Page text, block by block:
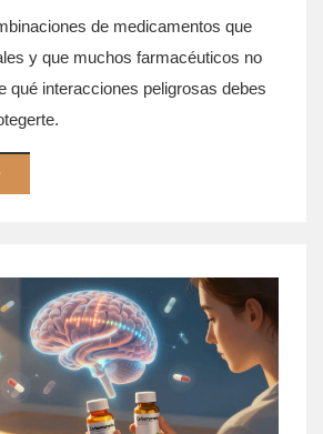
de medicamentos que
y que muchos farmacéuticos no
qué interacciones peligrosas debes